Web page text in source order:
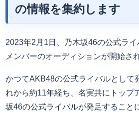
の情報を集約します
2023年2月1日、乃木坂46の公式ラ
メンバーのオーディションが開始さ
かつてAKB48の公式ライバルとして
れから約11年経ち、名実共にトップ
坂46の公式ライバルが発足すること